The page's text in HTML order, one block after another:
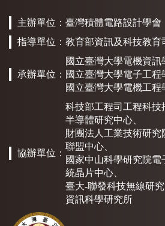
主辦單位： 臺灣積體電路設計學會
指導單位： 教育部資訊及科技教育
承辦單位：
國立臺灣大學電機資訊
國立臺灣大學電子工程
國立臺灣大學電機工程
協辦單位：
科技部工程司工程科技
半導體研究中心
財團法人工業技術研究
聯盟中心
國家中山科學研究院電
統晶片中心
臺大-聯發科技無線研究
資訊科學研究所